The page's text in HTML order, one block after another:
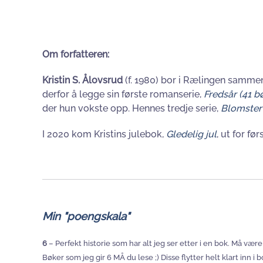
Om forfatteren:
Kristin S. Ålovsrud (f. 1980) bor i Rælingen
derfor å legge sin første romanserie, Fredsår(41
der hun vokste opp. Hennes tredje serie,
I 2020 kom Kristins julebok, Gledelig jul, ut for
Min "poengskala"
6– Perfekt historie som har alt jeg ser etter i en bok. Må
Bøker som jeg gir 6 MÅ du lese ;) Disse flytter helt klart inn i